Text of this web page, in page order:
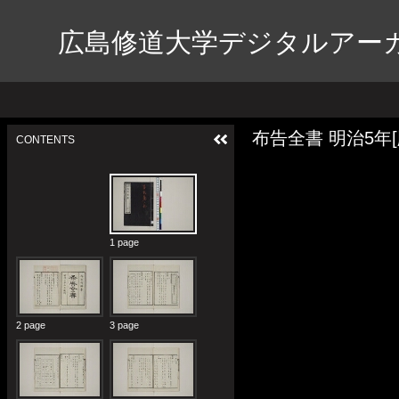
広島修道大学デジタルアー